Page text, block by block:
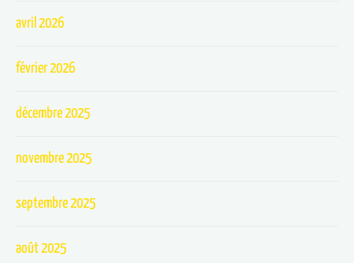
avril 2026
février 2026
décembre 2025
novembre 2025
septembre 2025
août 2025